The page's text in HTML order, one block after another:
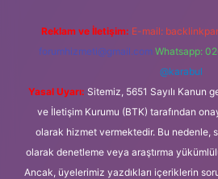
Reklam ve İletişim: E-mail:
forumhizmeti@gmail.com Whatsapp:
@karabul
Yasal Uyarı: Sitemiz, 5651 Sayılı Kanun
ve İletişim Kurumu (BTK) tarafından
olarak hizmet vermektedir. Bu nedenle,
olarak denetleme veya araştırma
Ancak, üyelerimiz yazdıkları içeriklerin